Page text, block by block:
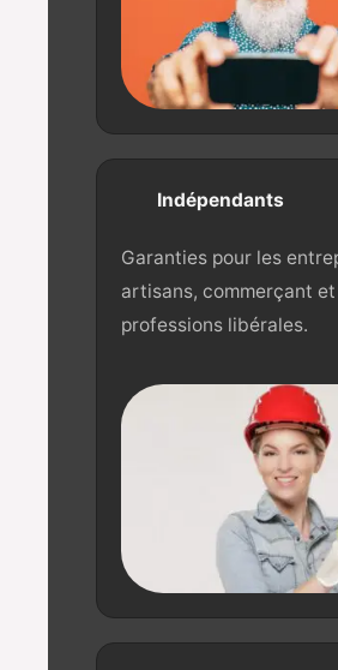
Indépendants
Garanties pour les
artisans, commerçant et
professions libérales.